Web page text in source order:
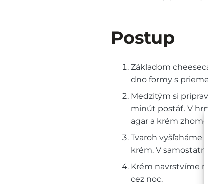
Postup
Základom
dno formy s
Medzitým si
minút postáť. V
agar a krém
Tvaroh vyšľaháme
krém. V
Krém navrstvíme
cez noc.